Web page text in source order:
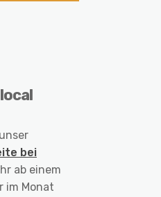
bei
ab einem
im Monat